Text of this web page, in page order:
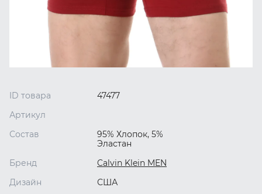
ID товара
47477
Артикул
Состав
95% Хлопок, 5%
Эластан
Бренд
Calvin Klein MEN
Дизайн
США